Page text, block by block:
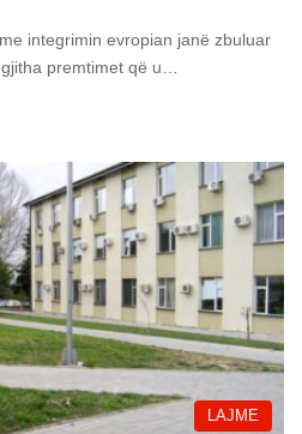
integrimin evropian janë zbuluar
premtimet që u…
LAJME